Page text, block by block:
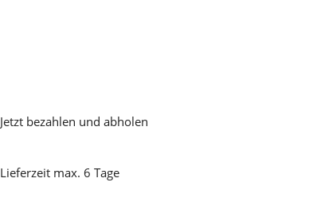
Jetzt bezahlen und abholen
Lieferzeit max. 6 Tage